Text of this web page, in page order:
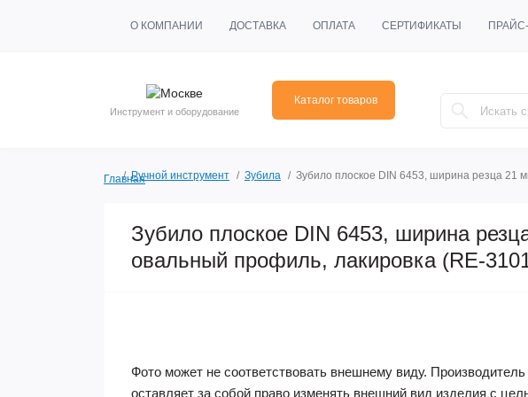
О КОМПАНИИ ДОСТАВКА ОПЛАТА СЕРТИФИКАТЫ
Инструмент и оборудование
Каталог товаров
ГлавнаяРучной инструмент Зубила Зубило плоское DIN 6453, ширина резца 21
Зубило плоское DIN 6453, ширина
овальный профиль, лакировка (RE-
Фото может не соответствовать внешнему виду. Производитель
оставляет за собой право изменять внешний вид изделия с